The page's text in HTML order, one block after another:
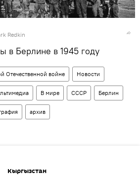
Redkin
в Берлине в 1945 году
Отечественной войне Новости
В мире СССР Берлин
архив
Кыргызстан